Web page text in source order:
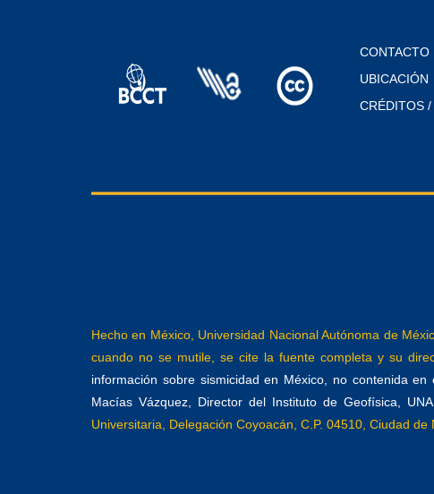
CONTACTO
UBICACIÓN
CRÉDITOS
Hecho en México, Universidad Nacional Autónoma de
cuando no se mutile, se cite la fuente completa y su
información sobre sismicidad en México, no contenida
Macías Vázquez, Director del Instituto de Geofísica,
Universitaria, Delegación Coyoacán, C.P. 04510, Ciudad de